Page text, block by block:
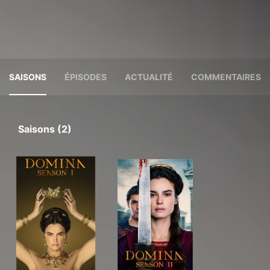
SAISONS ÉPISODES ACTUALITÉ COMMENTAIRES
Saisons (2)